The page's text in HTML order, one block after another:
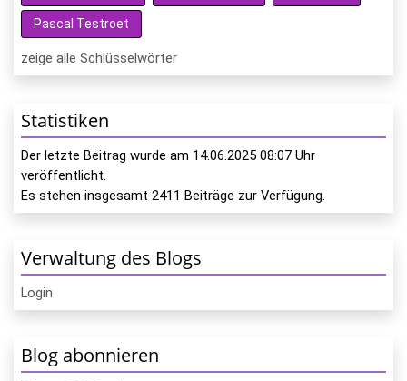
Pascal Testroet
zeige alle Schlüsselwörter
Statistiken
Der letzte Beitrag wurde am 14.06.2025 08:07 Uhr
veröffentlicht.
Es stehen insgesamt 2411 Beiträge zur Verfügung.
Verwaltung des Blogs
Login
Blog abonnieren